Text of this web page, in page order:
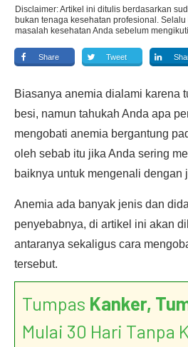
Disclaimer: Artikel ini ditulis berdasarkan
bukan tenaga kesehatan profesional.
masalah kesehatan Anda sebelum
Share Tweet
Biasanya anemia dialami karena
besi, namun tahukah Anda apa
mengobati anemia bergantung
oleh sebab itu jika Anda sering
baiknya untuk mengenali dengan
Anemia ada banyak jenis dan
penyebabnya, di artikel ini akan
antaranya sekaligus cara
tersebut.
Tumpas Kanker,
Mulai 30 Hari Tanpa